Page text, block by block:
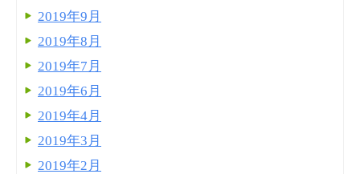
2019年9月
2019年8月
2019年7月
2019年6月
2019年4月
2019年3月
2019年2月